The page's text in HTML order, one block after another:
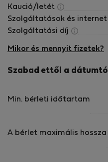
Kaució/letét
Szolgáltatások és internet
Szolgáltatási díj
Mikor és mennyit fizetek?
Szabad ettől a dátumtól
Min. bérleti időtartam
A bérlet maximális hossza